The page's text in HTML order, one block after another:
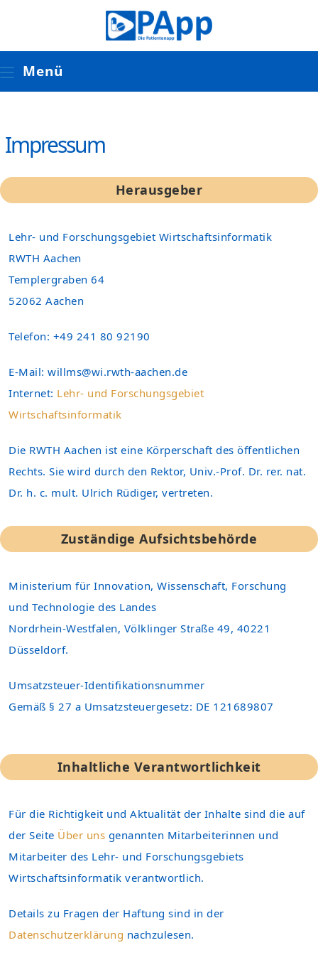
springen
Menü
Impressum
Herausgeber
Lehr- und Forschungsgebiet Wirtschaftsinformatik
RWTH Aachen
Templergraben 64
52062 Aachen
Telefon: +49 241 80 92190
E-Mail: willms@wi.rwth-aachen.de
Internet: Lehr- und Forschungsgebiet
Wirtschaftsinformatik
Die RWTH Aachen ist eine Körperschaft des öffentlichen
Rechts. Sie wird durch den Rektor, Univ.-Prof. Dr. rer. nat.
Dr. h. c. mult. Ulrich Rüdiger, vertreten.
Zuständige Aufsichtsbehörde
Ministerium für Innovation, Wissenschaft, Forschung
und Technologie des Landes
Nordrhein-Westfalen, Völklinger Straße 49, 40221
Düsseldorf.
Umsatzsteuer-Identifikationsnummer
Gemäß § 27 a Umsatzsteuergesetz: DE 121689807
Inhaltliche Verantwortlichkeit
Für die Richtigkeit und Aktualität der Inhalte sind die auf
der Seite Über uns genannten Mitarbeiterinnen und
Mitarbeiter des Lehr- und Forschungsgebiets
Wirtschaftsinformatik verantwortlich.
Details zu Fragen der Haftung sind in der
Datenschutzerklärung nachzulesen.